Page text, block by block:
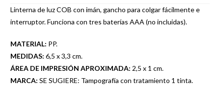
Linterna de luz COB con imán, gancho para colgar fácilmente e
interruptor. Funciona con tres baterías AAA (no incluidas).
MATERIAL: PP.
MEDIDAS: 6,5 x 3,3 cm.
ÁREA DE IMPRESIÓN APROXIMADA: 2,5 x 1 cm.
MARCA: SE SUGIERE: Tampografía con tratamiento 1 tinta.